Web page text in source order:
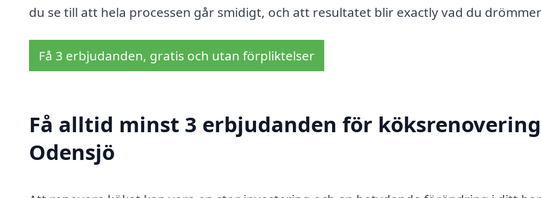
du se till att hela processen går smidigt, och att resultatet blir exactly vad du
Få 3 erbjudanden, gratis och utan förpliktelser
Få alltid minst 3 erbjudanden för
Odensjö